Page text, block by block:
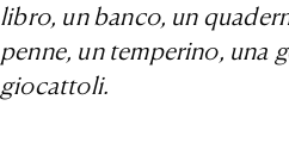
libro, un banco, un
penne, un temperino, una
giocattoli.